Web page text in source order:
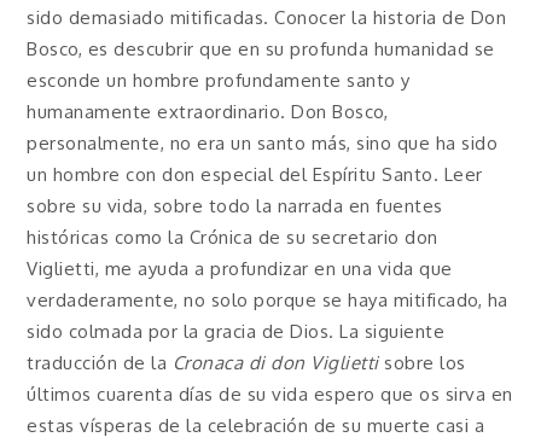
sido demasiado mitificadas. Conocer la historia de Don
Bosco, es descubrir que en su profunda humanidad se
esconde un hombre profundamente santo y
humanamente extraordinario. Don Bosco,
personalmente, no era un santo más, sino que ha sido
un hombre con don especial del Espíritu Santo. Leer
sobre su vida, sobre todo la narrada en fuentes
históricas como la Crónica de su secretario don
Viglietti, me ayuda a profundizar en una vida que
verdaderamente, no solo porque se haya mitificado, ha
sido colmada por la gracia de Dios. La siguiente
traducción de la Cronaca di don Vigliettisobre los
últimos cuarenta días de su vida espero que os sirva en
estas vísperas de la celebración de su muerte casi a